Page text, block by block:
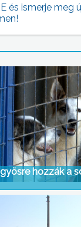
hozzák a
és ismerje meg